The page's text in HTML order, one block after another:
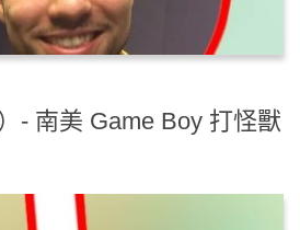
- 南美 Game Boy 打怪獸